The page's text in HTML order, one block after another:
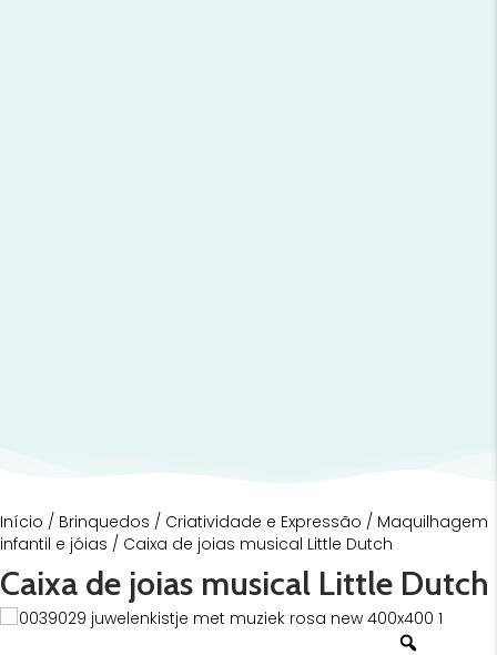
Início / Brinquedos / Criatividade e Expressão / Maquilhagem
infantil e jóias / Caixa de joias musical Little Dutch
Caixa de joias musical Little Dutch